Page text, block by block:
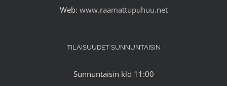
Web: www.raamattupuhuu.net
TILAISUUDET SUNNUNTAISIN
Sunnuntaisin klo 11:00